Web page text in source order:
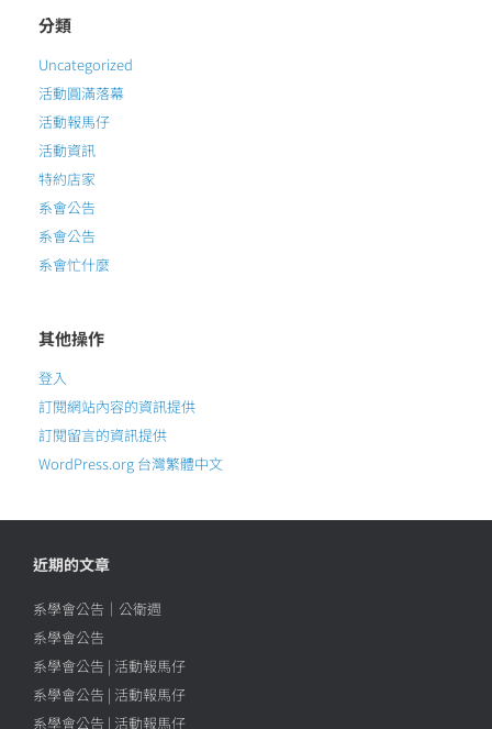
分類
Uncategorized
活動圓滿落幕
活動報馬仔
活動資訊
特約店家
系會公告
系會公告
系會忙什麼
其他操作
登入
訂閱網站內容的資訊提供
訂閱留言的資訊提供
WordPress.org 台灣繁體中文
近期的文章
系學會公告｜公衛週
系學會公告
系學會公告 | 活動報馬仔
系學會公告 | 活動報馬仔
系學會公告 | 活動報馬仔